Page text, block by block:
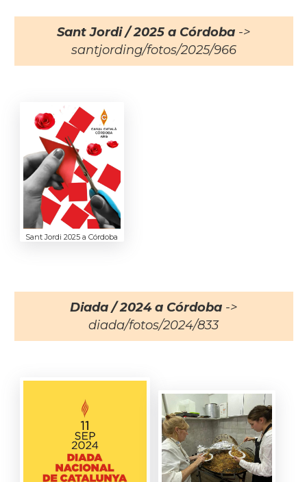
Sant Jordi / 2025 a Córdoba ->
santjording/fotos/2025/966
Sant Jordi 2025 a Córdoba
Diada / 2024 a Córdoba ->
diada/fotos/2024/833